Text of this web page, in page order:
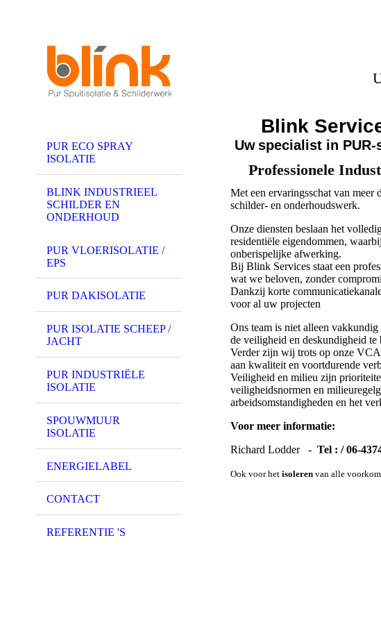
PUR ECO SPRAY
ISOLATIE
BLINK INDUSTRIEEL
SCHILDER EN
ONDERHOUD
PUR VLOERISOLATIE /
EPS
PUR DAKISOLATIE
PUR ISOLATIE SCHEEP /
JACHT
PUR INDUSTRIËLE
ISOLATIE
SPOUWMUUR
ISOLATIE
ENERGIELABEL
CONTACT
REFERENTIE 'S
Blink
Uwspecialist in
Professionele
Met een ervaringsschat van meer
schilder- en onderhoudswerk.
Onze diensten beslaan het
residentiële eigendommen,
onberispelijke afwerking.
Bij Blink Services staat een
wat we beloven, zonder
Dankzij korte
voor al uw projecten
Ons team is niet alleen
de veiligheid en deskundigheid te
Verder zijn wij trots op onze
aan kwaliteit en voortdurende
Veiligheid en milieu zijn
veiligheidsnormen en
arbeidsomstandigheden en het
Voor meer informatie:
Richard Lodder - Tel : / 06-
Ook voor het isoleren van alle